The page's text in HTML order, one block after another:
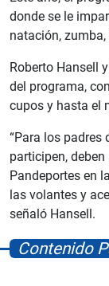
donde se le
natación,
Roberto Hansell
del programa,
cupos y hasta el
“Para los padres
participen,
Pandeportes en
las volantes y
señaló Hansell.
Contenido